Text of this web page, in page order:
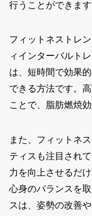
行うことができます
フィットネストレ
ィインターバルト
は、短時間で効果
できる方法です。
ことで、脂肪燃焼
また、フィットネ
ティスも注目され
力を向上させるだ
心身のバランスを
スは、姿勢の改善